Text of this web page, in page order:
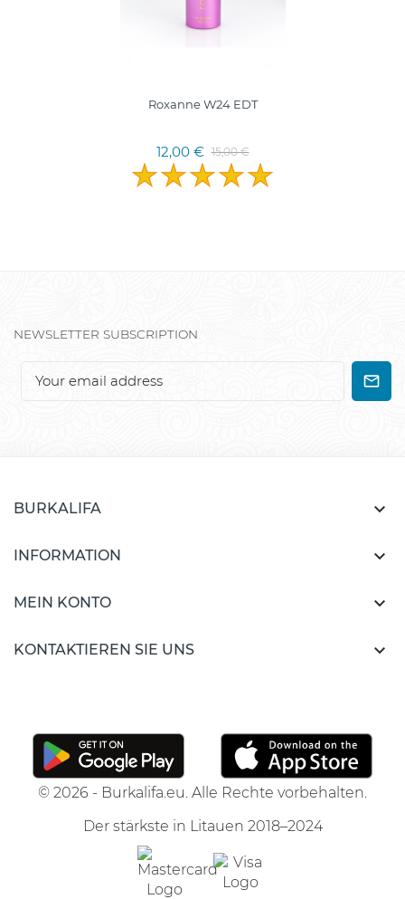
Roxanne W24 EDT
12,00 € 15,00 €
NEWSLETTER SUBSCRIPTION
BURKALIFA 
INFORMATION 
MEIN KONTO 
KONTAKTIEREN SIE UNS 
© 2026 - Burkalifa.eu. Alle Rechte vorbehalten.
Der stärkste in Litauen 2018–2024